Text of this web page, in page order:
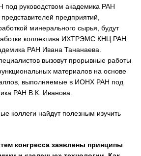
под руководством академика РАН
предприятий,
минерального сырья, будут
коллектива ИХТРЭМС КНЦ РАН
РАН Ивана Тананаева.
вызовут прорывные работы
материалов на основе
выполняемые в ИОНХ РАН под
РАН В.К. Иванова.
коллеги найдут полезным изучить
конгресса заявлены принципы